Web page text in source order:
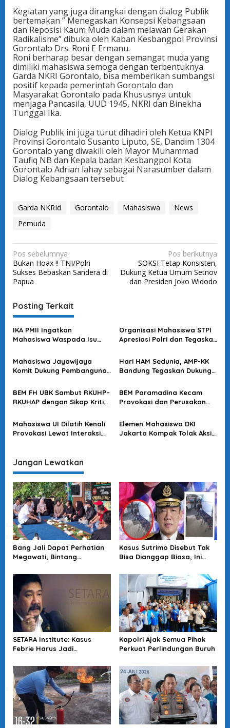
Kegiatan yang juga dirangkai dengan dialog Publik
bertemakan ” Menegaskan Konsepsi Kebangsaan
dan Reposisi Kaum Muda dalam melawan Gerakan
Radikalisme” dibuka oleh Kaban Kesbangpol Provinsi
Gorontalo Drs. Roni E Ermanu.
Roni berharap besar dengan semangat muda yang
dimiliki mahasiswa semoga dengan terbentuknya
Garda NKRI Gorontalo, bisa memberikan sumbangsi
positif kepada pemerintah Gorontalo dan
Masyarakat Gorontalo pada Khususnya untuk
menjaga Pancasila, UUD 1945, NKRI dan Binekha
Tunggal Ika.
Dialog Publik ini juga turut dihadiri oleh Ketua KNPI
Provinsi Gorontalo Susanto Liputo, SE, Dandim 1304
Gorontalo yang diwakili oleh Mayor Muhammad
Taufiq NB dan Kepala badan Kesbangpol Kota
Gorontalo Adrian lahay sebagai Narasumber dalam
Dialog Kebangsaan tersebut
Garda NKRId Gorontalo Mahasiswa
News
Pemuda
N
a
v
g
a
s
p
s
Pos sebelumnya
Bukan Hoax !! TNI/Polri
Sukses Bebaskan Sandera di
Papua
Pos berikutnya
SOKSI Tetap Konsisten,
Dukung Ketua Umum Setnov
dan Presiden Joko Widodo
Posting Terkait
IKA PMII Ingatkan
Mahasiswa Waspada Isu
Bangsa
Organisasi Mahasiswa STPI
Apresiasi Polri dan Tegaskan
Mahasiswa Jayawijaya
Komit Dukung Pembangunan
Emas
Hari HAM Sedunia, AMP-KK
Bandung Tegaskan Dukung
Umum
BEM FH UBK Sambut RKUHP–
RKUHAP dengan Sikap Kritis
BEM Paramadina Kecam
Provokasi dan Perusakan
Mahasiswa UI Dilatih Kenali
Provokasi Lewat Interaksi
Elemen Mahasiswa DKI
Jakarta Kompak Tolak Aksi
Jangan Lewatkan
Bang Jali Dapat Perhatian
Megawati, Bintang
Pojok Baca
Kasus Sutrimo Disebut Tak
Bisa Dianggap Biasa, Ini
Tuntas
SETARA Institute: Kasus
Febrie Harus Jadi
Akuntabilitas Penegakan
Hukum
Kapolri Ajak Semua Pihak
Perkuat Perlindungan Buruh